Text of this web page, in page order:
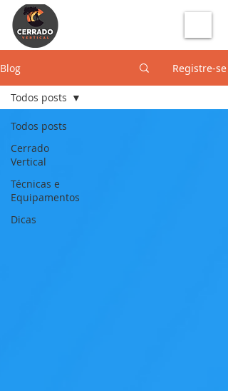
Blog Registre-se
Todos posts
Cerrado
Vertical
Técnicas e
Equipamentos
Dicas
Todos posts